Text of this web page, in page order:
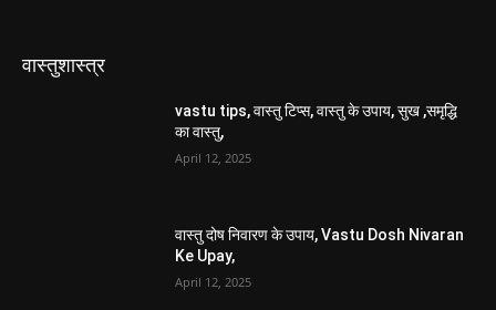
वास्तुशास्त्र
vastu tips, वास्तु टिप्स, वास्तु के उपाय, सुख ,समृद्धि
का वास्तु,
April 12, 2025
वास्तु दोष निवारण के उपाय, Vastu Dosh Nivaran
Ke Upay,
April 12, 2025